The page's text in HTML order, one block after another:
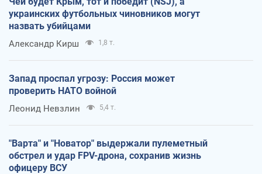
украинских футбольных чиновников могут
назвать убийцами
Александр Кирш 1,8 т.
Запад проспал угрозу: Россия может
проверить НАТО войной
Леонид Невзлин 5,4 т.
"Варта" и "Новатор" выдержали пулеметный
обстрел и удар FPV-дрона, сохранив жизнь
офицеру ВСУ